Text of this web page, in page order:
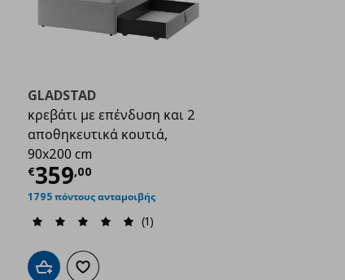
€ 109,00
GLADSTAD
κρεβάτι με επένδυση και 2
αποθηκευτικά κουτιά,
90x200 cm
€359,00
Τρέχουσα τιμή
1795 πόντους ανταμοιβής
(1)
Προσθήκη στο καλάθι
Προσθήκη στα αγαπημένα